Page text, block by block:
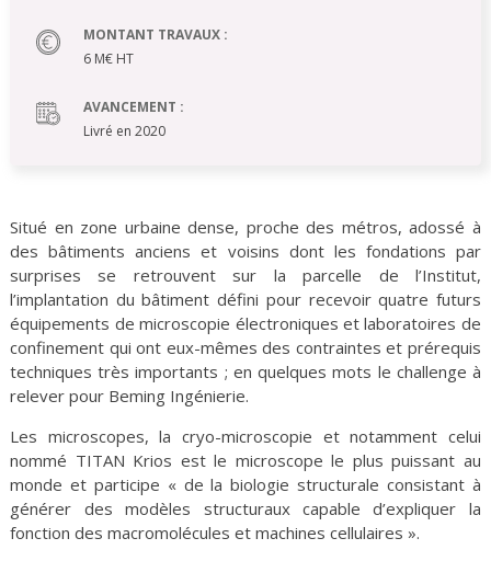
MONTANT TRAVAUX :
6 M€ HT
AVANCEMENT :
Livré en 2020
Situé en zone urbaine dense, proche des métros, adossé à
des bâtiments anciens et voisins dont les fondations par
surprises se retrouvent sur la parcelle de l’Institut,
l’implantation du bâtiment défini pour recevoir quatre futurs
équipements de microscopie électroniques et laboratoires de
confinement qui ont eux-mêmes des contraintes et prérequis
techniques très importants ; en quelques mots le challenge à
relever pour Beming Ingénierie.
Les microscopes, la cryo-microscopie et notamment celui
nommé TITAN Krios est le microscope le plus puissant au
monde et participe « de la biologie structurale consistant à
générer des modèles structuraux capable d’expliquer la
fonction des macromolécules et machines cellulaires ».